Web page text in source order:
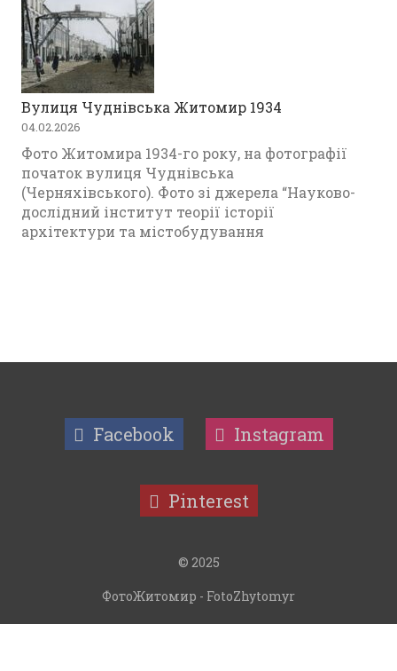
Вулиця Чуднівська Житомир 1934
04.02.2026
Фото Житомира 1934-го року, на фотографії
початок вулиця Чуднівська
(Черняхівського). Фото зі джерела “Науково-
дослідний інститут теорії історії
архітектури та містобудування
Facebook Instagram
Pinterest
© 2025
ФотоЖитомир - FotoZhytomyr